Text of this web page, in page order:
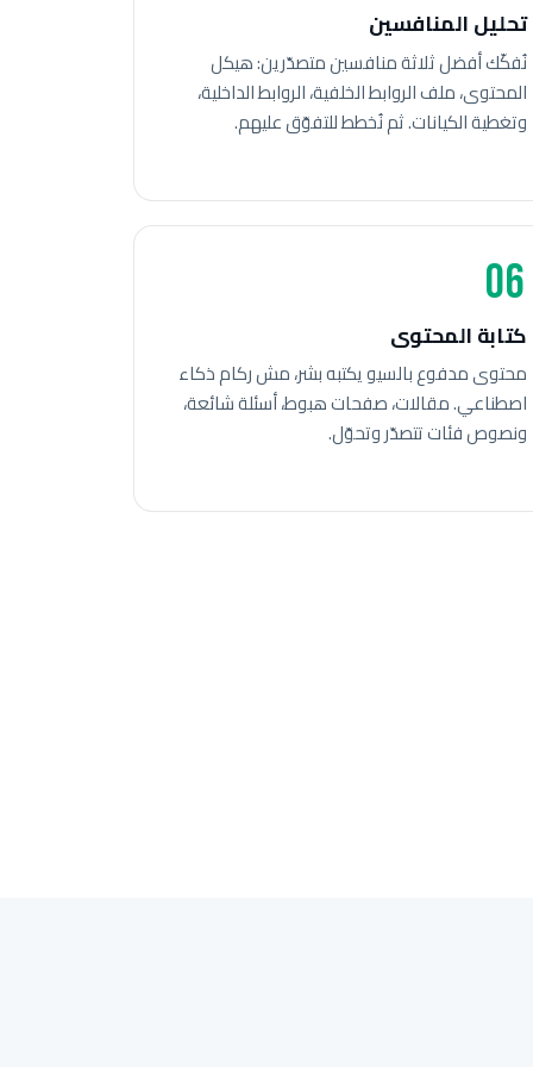
تحليل المنافسين
نُفكّك أفضل ثلاثة منافسين متصدّرين: هيكل
المحتوى، ملف الروابط الخلفية، الروابط الداخلية،
وتغطية الكيانات. ثم نُخطط للتفوّق عليهم.
06
كتابة المحتوى
محتوى مدفوع بالسيو يكتبه بشر، مش ركام ذكاء
اصطناعي. مقالات، صفحات هبوط، أسئلة شائعة،
ونصوص فئات تتصدّر وتحوّل.